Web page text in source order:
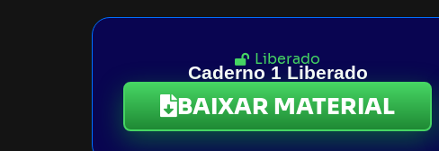
Liberado
Caderno 1 Liberado
BAIXAR MATERIAL